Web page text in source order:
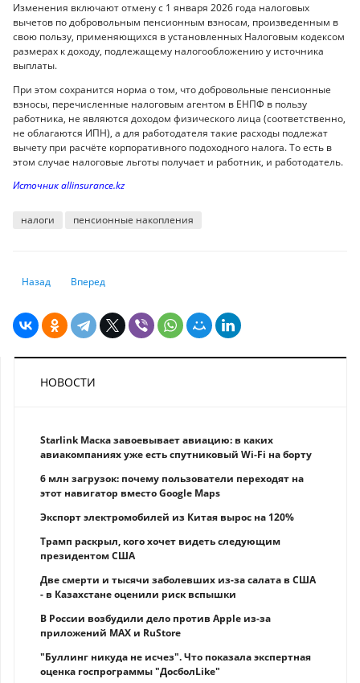
Изменения включают отмену с 1 января 2026 года налоговых
вычетов по добровольным пенсионным взносам, произведенным в
свою пользу, применяющихся в установленных Налоговым кодексом
размерах к доходу, подлежащему налогообложению у источника
выплаты.
При этом сохранится норма о том, что добровольные пенсионные
взносы, перечисленные налоговым агентом в ЕНПФ в пользу
работника, не являются доходом физического лица (соответственно,
не облагаются ИПН), а для работодателя такие расходы подлежат
вычету при расчёте корпоративного подоходного налога. То есть в
этом случае налоговые льготы получает и работник, и работодатель.
Источник allinsurance.kz
налоги пенсионные накопления
Предыдущий: Что будет с тенге к концу года
Назад Следующий: Налоговый календарь: когда и какие налоги
Вперед
НОВОСТИ
Starlink Маска завоевывает авиацию: в каких
авиакомпаниях уже есть спутниковый Wi-Fi на борту
6 млн загрузок: почему пользователи переходят на
этот навигатор вместо Google Maps
Экспорт электромобилей из Китая вырос на 120%
Трамп раскрыл, кого хочет видеть следующим
президентом США
Две смерти и тысячи заболевших из-за салата в США
- в Казахстане оценили риск вспышки
В России возбудили дело против Apple из-за
приложений MAX и RuStore
"Буллинг никуда не исчез". Что показала экспертная
оценка госпрограммы "ДосболLike"